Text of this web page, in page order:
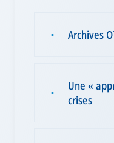
▪ Archives
▪
Une «
crises